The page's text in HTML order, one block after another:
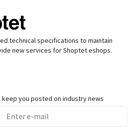
technical specifications to maintain
new services for Shoptet eshops.
keep you posted on industry news